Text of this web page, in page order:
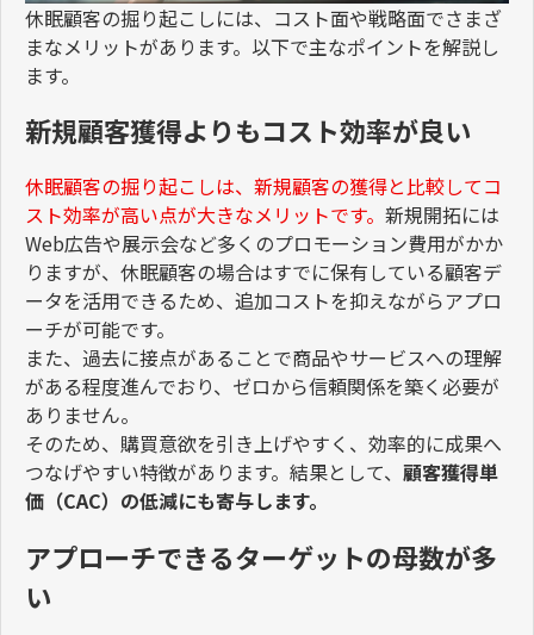
休眠顧客の掘り起こしには、コスト面や戦略面でさまざ
まなメリットがあります。以下で主なポイントを解説し
ます。
新規顧客獲得よりもコスト効率が良い
休眠顧客の掘り起こしは、新規顧客の獲得と比較してコ
スト効率が高い点が大きなメリットです。 新規開拓には
Web広告や展示会など多くのプロモーション費用がかか
りますが、休眠顧客の場合はすでに保有している顧客デ
ータを活用できるため、追加コストを抑えながらアプロ
ーチが可能です。
また、過去に接点があることで商品やサービスへの理解
がある程度進んでおり、ゼロから信頼関係を築く必要が
ありません。
そのため、購買意欲を引き上げやすく、効率的に成果へ
つなげやすい特徴があります。結果として、 顧客獲得単
価（CAC）の低減にも寄与します。
アプローチできるターゲットの母数が多
い